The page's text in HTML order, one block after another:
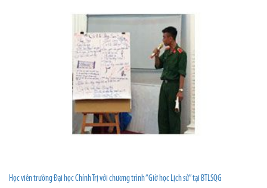
Học viên trường Đại học Chính Trị với chương trình “Giờ học Lịch sử” tại BTLSQG